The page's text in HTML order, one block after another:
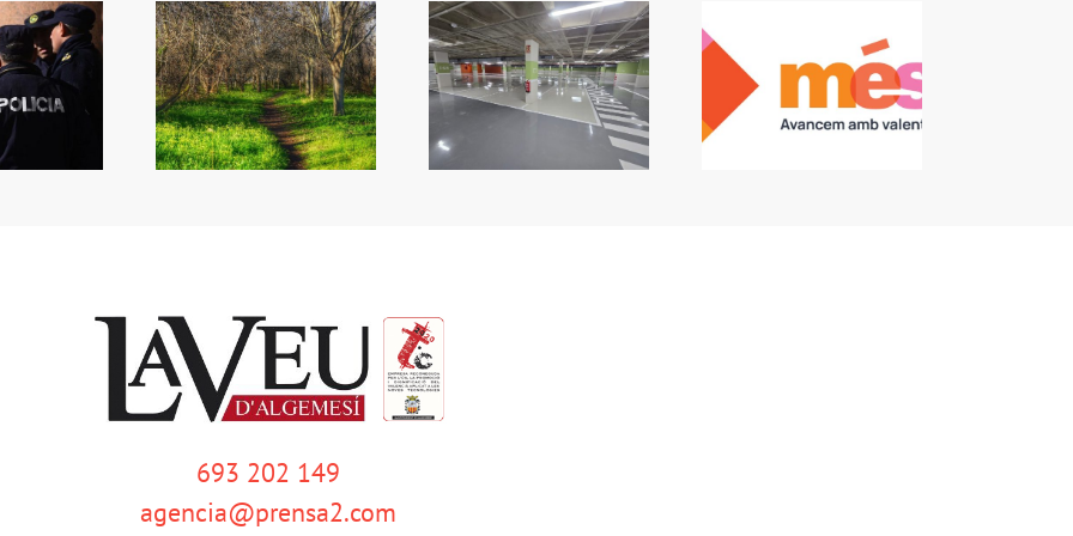
la inversió
en zones verdes
Reobri l’aparcament del
Mercat
més Algemesí: L’alcalde
convoca un ple per a
que no vaja l’oposició
693 202 149
agencia@prensa2.com